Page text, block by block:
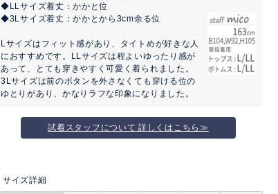
◆LLサイズ着丈：かかと位
◆3Lサイズ着丈：かかとから3cm余る位
Lサイズはフィット感があり、タイトめが好きな人
におすすめです。LLサイズは程よいゆったり感が
あって、とても穿きやすく可愛く着られました。
3Lサイズは前のボタンを外さなくても穿ける位の
ゆとりがあり、かなりラフな印象になりました。
試着スタッフについて 詳しくはこちら≫